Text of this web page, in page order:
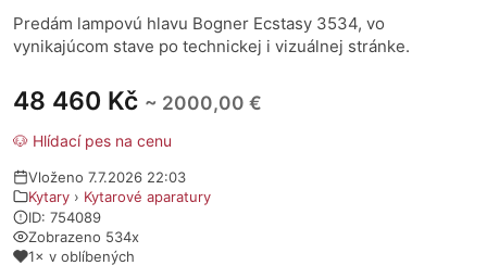
48 460 Kč ~ 2000,00 €
🐶 Hlídací pes na cenu
Vloženo 7.7.2026 22:03
Kytary › Kytarové aparatury
ID: 754089
Zobrazeno 534x
1× v oblíbených
Predám lampovú hlavu Bogner Ecstasy 3534, vo
vynikajúcom stave po technickej i vizuálnej stránke.